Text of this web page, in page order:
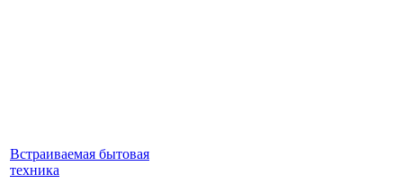
Встраиваемая бытовая
техника